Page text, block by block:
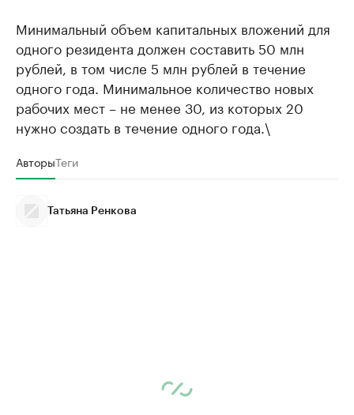
Минимальный объем капитальных вложений для
одного резидента должен составить 50 млн
рублей, в том числе 5 млн рублей в течение
одного года. Минимальное количество новых
рабочих мест – не менее 30, из которых 20
нужно создать в течение одного года.\
АвторыТеги
Татьяна Ренкова